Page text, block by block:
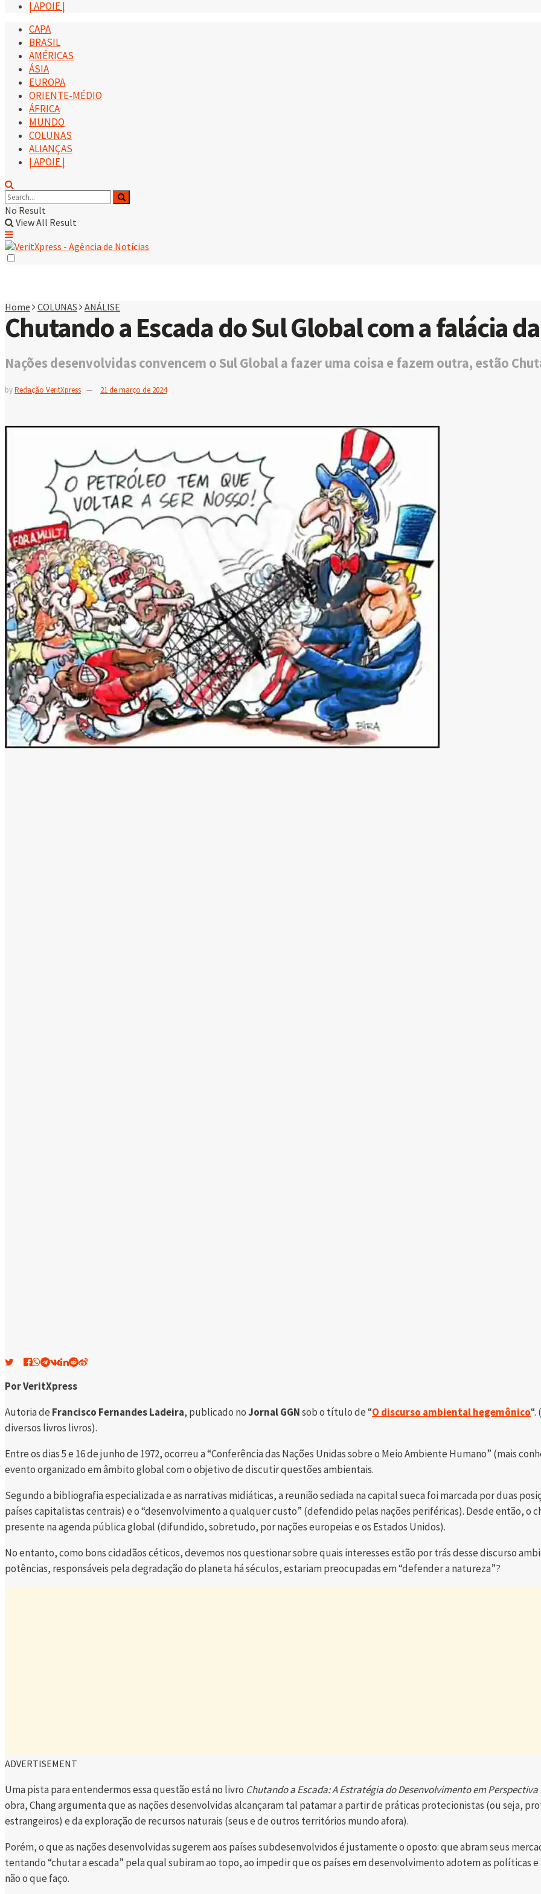
| APOIE |
CAPA
BRASIL
AMÉRICAS
ÁSIA
EUROPA
ORIENTE-MÉDIO
ÁFRICA
MUNDO
COLUNAS
ALIANÇAS
| APOIE |
No Result
View All Result
Home COLUNAS ANÁLISE
Chutando a Escada do Sul Global com a falácia
Nações desenvolvidas convencem o Sul Global a fazer uma coisa e fazem outra, estão
byRedação VeritXpress 21 de março de 2024
Por VeritXpress
Autoria de Francisco Fernandes Ladeira, publicado noJornal GGNsob o título de “O discurso ambiental hegemônico“.
diversos livros livros).
Entre os dias 5 e 16 de junho de 1972, ocorreu a “Conferência das Nações Unidas sobre o Meio Ambiente Humano” (mais
evento organizado em âmbito global com o objetivo de discutir questões ambientais.
Segundo a bibliografia especializada e as narrativas midiáticas, a reunião sediada na capital sueca foi marcada por duas
países capitalistas centrais) e o “desenvolvimento a qualquer custo” (defendido pelas nações periféricas). Desde então, o
presente na agenda pública global (difundido, sobretudo, por nações europeias e os Estados Unidos).
No entanto, como bons cidadãos céticos, devemos nos questionar sobre quais interesses estão por trás desse discurso
potências, responsáveis pela degradação do planeta há séculos, estariam preocupadas em “defender a natureza”?
ADVERTISEMENT
Uma pista para entendermos essa questão está no livro Chutando a Escada: A Estratégia do Desenvolvimento em
obra, Chang argumenta que as nações desenvolvidas alcançaram tal patamar a partir de práticas protecionistas (ou seja,
estrangeiros) e da exploração de recursos naturais (seus e de outros territórios mundo afora).
Porém, o que as nações desenvolvidas sugerem aos países subdesenvolvidos é justamente o oposto: que abram seus
tentando “chutar a escada” pela qual subiram ao topo, ao impedir que os países em desenvolvimento adotem as políticas
não o que faço.